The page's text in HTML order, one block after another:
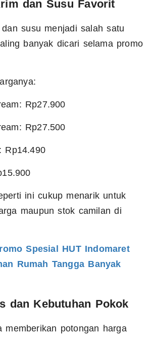
dan Susu Favorit
susu menjadi salah satu
banyak dicari selama promo
Rp27.900
Rp27.500
Rp14.490
ini cukup menarik untuk
maupun stok camilan di
Spesial HUT Indomaret
Rumah Tangga Banyak
dan Kebutuhan Pokok
memberikan potongan harga